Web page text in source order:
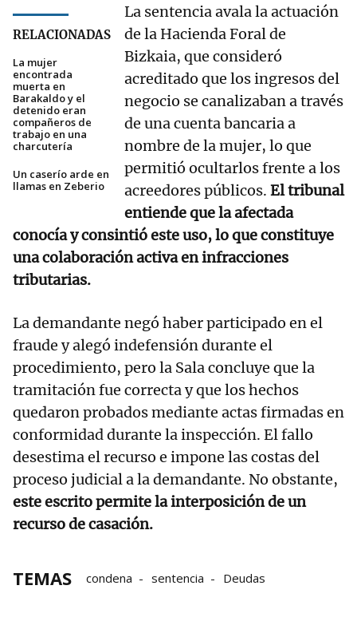
RELACIONADAS
La mujer
encontrada
muerta en
Barakaldo y el
detenido eran
compañeros de
trabajo en una
charcutería
Un caserío arde en
llamas en Zeberio
La sentencia avala la actuación
de la Hacienda Foral de
Bizkaia, que consideró
acreditado que los ingresos del
negocio se canalizaban a través
de una cuenta bancaria a
nombre de la mujer, lo que
permitió ocultarlos frente a los
acreedores públicos. El tribunal
entiende que la afectada
conocía y consintió este uso, lo que constituye
una colaboración activa en infracciones
tributarias.
La demandante negó haber participado en el
fraude y alegó indefensión durante el
procedimiento, pero la Sala concluye que la
tramitación fue correcta y que los hechos
quedaron probados mediante actas firmadas en
conformidad durante la inspección. El fallo
desestima el recurso e impone las costas del
proceso judicial a la demandante. No obstante,
este escrito permite la interposición de un
recurso de casación.
TEMAS condena sentencia Deudas